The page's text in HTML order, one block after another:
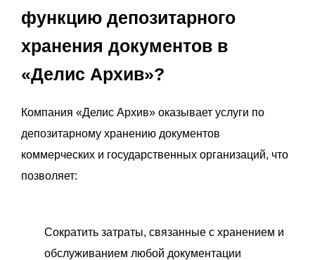
Заказать звонок
функцию депозитарного
хранения документов в
«Делис Архив»?
Компания «Делис Архив» оказывает услуги по
депозитарному хранению документов
коммерческих и государственных организаций, что
позволяет:
Сократить затраты, связанные с хранением и
обслуживанием любой документации